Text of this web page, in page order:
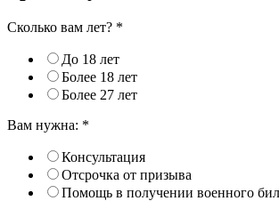
Сколько вам лет? *
До 18 лет
Более 18 лет
Более 27 лет
Вам нужна: *
Консультация
Отсрочка от призыва
Помощь в получении военного